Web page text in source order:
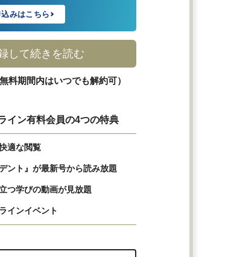
込みはこちら
して続きを読む
料期間内はいつでも解約可）
イン有料会員の4つの特典
適な閲覧
ント』が最新号から読み放題
つ学びの動画が見放題
インイベント